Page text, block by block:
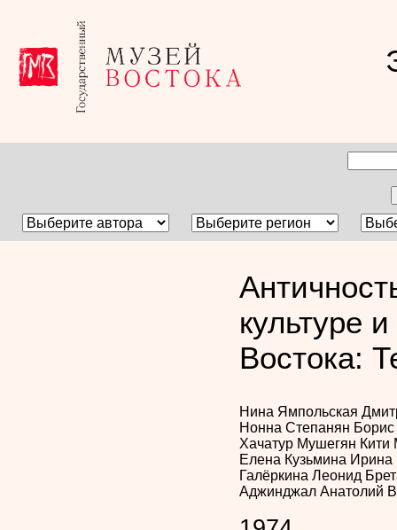
культуре
Востока:
Нина Ямпольская
Нонна Степанян
Хачатур Мушегян Кити
Елена Кузьмина Ирина
Галёркина Леонид
Аджинджал Анатолий